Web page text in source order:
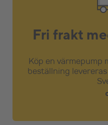
Fri frakt
Köp en värmepump
beställning